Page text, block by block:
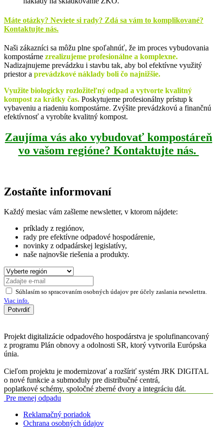
Máte otázky? Neviete si rady? Zdá sa vám to komplikované?
Kontaktujte nás.
Naši zákazníci sa môžu plne spoľahnúť, že im proces vybudovania
kompostárne zrealizujeme profesionálne a komplexne.
Nadizajnujeme prevádzku i stavbu tak, aby bol efektívne využitý
priestor a prevádzkové náklady boli čo najnižšie.
Využite biologicky rozložiteľný odpad a vytvorte kvalitný
kompost za krátky čas. Poskytujeme profesionálny prístup k
vybaveniu a riadeniu kompostárne. Zvýšite prevádzkovú a finančnú
efektívnosť a vyrobíte kvalitný kompost.
Zaujíma vás ako vybudovať kompostáreň
vo vašom regióne? Kontaktujte nás.
Zostaňte informovaní
Každý mesiac vám zašleme newsletter, v ktorom nájdete:
príklady z regiónov,
rady pre efektívne odpadové hospodárenie,
novinky z odpadárskej legislatívy,
naše najnovšie riešenia a produkty.
Súhlasím so spracovaním osobných údajov pre účely zaslania newslettra.
Viac info.
Potvrdiť
Projekt digitalizácie odpadového hospodárstva je spolufinancovaný
z programu Plán obnovy a odolnosti SR, ktorý vytvorila Európska
únia.
Cieľom projektu je modernizovať a rozšíriť systém JRK DIGITAL
o nové funkcie a submoduly pre distribučné centrá,
poplatkové schémy, spoločné zberné dvory a integráciu dát.
Pre menej odpadu
Reklamačný poriadok
Ochrana osobných údajov